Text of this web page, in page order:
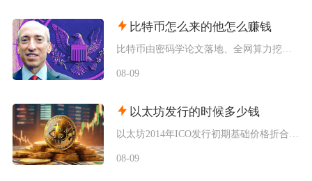
比特币怎么来的他怎么赚钱
比特币由密码学论文落地、全网算力挖矿逐步产出，普通参与者主要依靠囤币、现货交易、算力挖矿、
08-09
以太坊发行的时候多少钱
08-09